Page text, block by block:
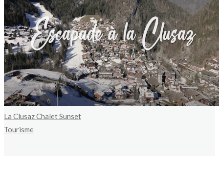
La Clusaz Chalet Sunset
Tourisme